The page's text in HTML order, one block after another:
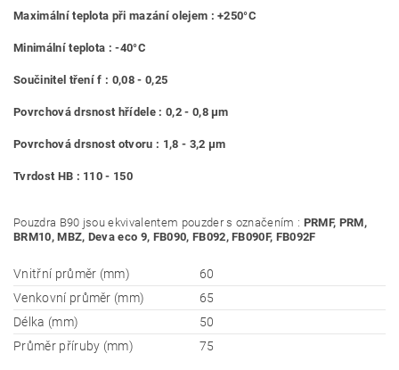
Maximální teplota při mazání olejem : +250°C
Minimální teplota : -40°C
Součinitel tření f : 0,08 - 0,25
Povrchová drsnost hřídele : 0,2 - 0,8 μm
Povrchová drsnost otvoru : 1,8 - 3,2 μm
Tvrdost HB : 110 - 150
Pouzdra B90 jsou ekvivalentem pouzder s označením : PRMF, PRM,
BRM10, MBZ, Deva eco 9, FB090, FB092, FB090F, FB092F
Vnitřní průměr (mm)
60
Venkovní průměr (mm)
65
Délka (mm)
50
Průměr příruby (mm)
75